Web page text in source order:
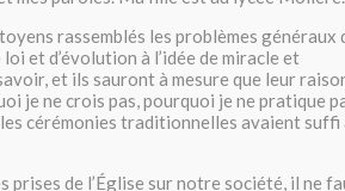
rassemblés les problèmes généraux
et d’évolution à l’idée de miracle et
et ils sauront à mesure que leur
je ne crois pas, pourquoi je ne pratique
cérémonies traditionnelles avaient suffi
prises de l’Église sur notre société, il ne